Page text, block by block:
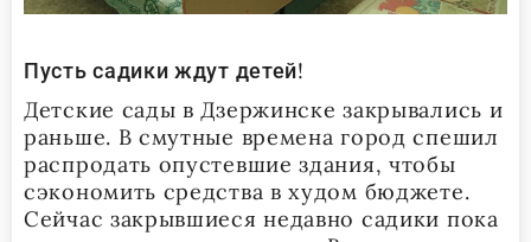
Пусть садики ждут детей!
Детские сады в Дзержинске закрывались и
раньше. В смутные времена город спешил
распродать опустевшие здания, чтобы
сэкономить средства в худом бюджете.
Сейчас закрывшиеся недавно садики пока